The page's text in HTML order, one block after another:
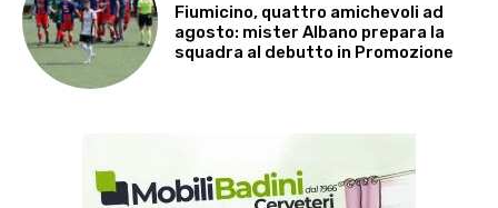
Fiumicino, quattro amichevoli ad
agosto: mister Albano prepara la
squadra al debutto in Promozione